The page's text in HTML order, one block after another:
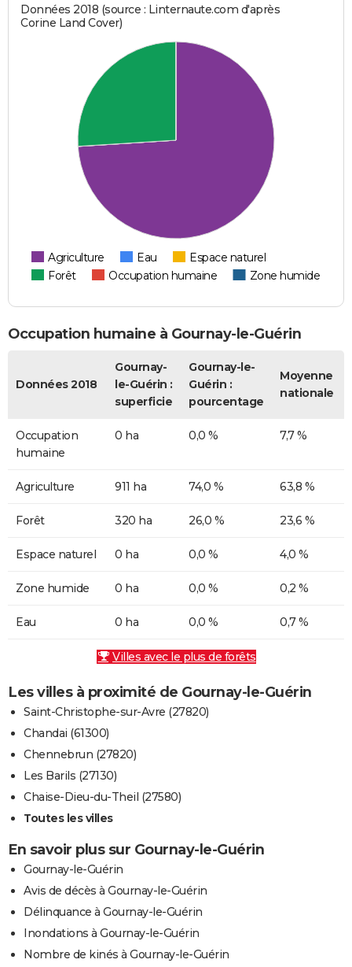
Données 2018 (source : Linternaute.com d'après
Corine Land Cover)
Agriculture Eau
Espace naturel
Forêt
Occupation humaine Zone humide
Occupation humaine à Gournay-le-Guérin
Données 2018
Gournay-
le-Guérin :
superficie
Gournay-le-
Guérin :
pourcentage
Moyenne
nationale
Occupation
humaine
0 ha 0,0 % 7,7 %
Agriculture 911 ha 74,0 % 63,8 %
Forêt 320 ha 26,0 % 23,6 %
Espace naturel 0 ha 0,0 % 4,0 %
Zone humide 0 ha 0,0 % 0,2 %
Eau 0 ha 0,0 % 0,7 %
Villes avec le plus de forêts
Les villes à proximité de Gournay-le-Guérin
Saint-Christophe-sur-Avre (27820)
Chandai (61300)
Chennebrun (27820)
Les Barils (27130)
Chaise-Dieu-du-Theil (27580)
Toutes les villes
En savoir plus sur Gournay-le-Guérin
Gournay-le-Guérin
Avis de décès à Gournay-le-Guérin
Délinquance à Gournay-le-Guérin
Inondations à Gournay-le-Guérin
Nombre de kinés à Gournay-le-Guérin